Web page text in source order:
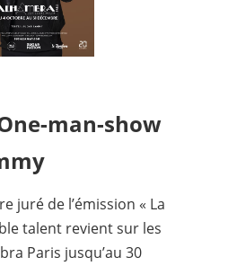
man-show
juré de l’émission « La
talent revient sur les
Paris jusqu’au 30